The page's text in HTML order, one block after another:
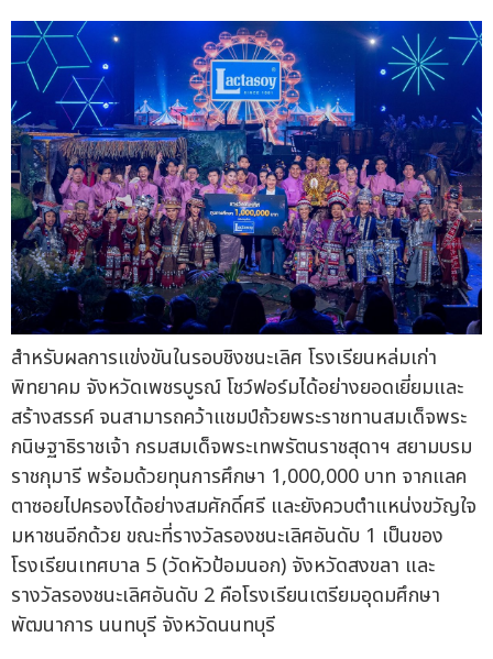
สำหรับผลการแข่งขันในรอบชิงชนะเลิศ โรงเรียนหล่มเก่า
พิทยาคม จังหวัดเพชรบูรณ์ โชว์ฟอร์มได้อย่างยอดเยี่ยมและ
สร้างสรรค์ จนสามารถคว้าแชมป์ถ้วยพระราชทานสมเด็จพระ
กนิษฐาธิราชเจ้า กรมสมเด็จพระเทพรัตนราชสุดาฯ สยามบรม
ราชกุมารี พร้อมด้วยทุนการศึกษา 1,000,000 บาท จากแลค
ตาซอยไปครองได้อย่างสมศักดิ์ศรี และยังควบตำแหน่งขวัญใจ
มหาชนอีกด้วย ขณะที่รางวัลรองชนะเลิศอันดับ 1 เป็นของ
โรงเรียนเทศบาล 5 (วัดหัวป้อมนอก) จังหวัดสงขลา และ
รางวัลรองชนะเลิศอันดับ 2 คือโรงเรียนเตรียมอุดมศึกษา
พัฒนาการ นนทบุรี จังหวัดนนทบุรี